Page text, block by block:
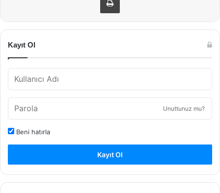
Kayıt Ol
Unuttunuz mu?
Beni hatırla
Kayıt Ol